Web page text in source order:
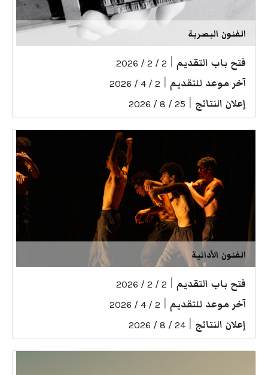
الفنون البصرية
فتح باب التقديم 2 / 2 / 2026
آخر موعد للتقديم 2 / 4 / 2026
إعلان النتائج 25 / 8 / 2026
الفنون الأدائية
فتح باب التقديم 2 / 2 / 2026
آخر موعد للتقديم 2 / 4 / 2026
إعلان النتائج 24 / 8 / 2026